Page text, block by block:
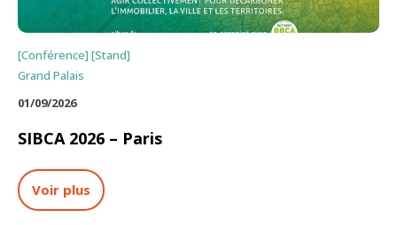
[Conférence] [Stand]
Grand Palais
01/09/2026
SIBCA 2026 – Paris
Voir plus